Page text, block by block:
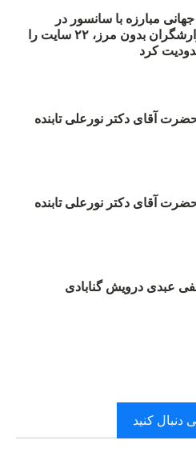
روز جهانی مبارزه با سانسور در
اینترنت: #آزادی هم‌آیند گزارشگران‌ بدون مرز، ۲۲ سایت را
کرد
حضرت آقای دکتر نورعلی تابنده
حضرت آقای دکتر نورعلی تابنده
عبدی درویش گنابادی
دنبال کنید